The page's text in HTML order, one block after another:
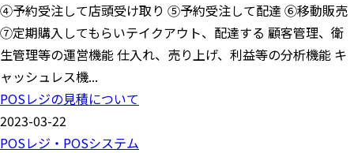
④予約受注して店頭受け取り ⑤予約受注して配達 ⑥移動販売
⑦定期購入してもらいテイクアウト、配達する 顧客管理、衛
生管理等の運営機能 仕入れ、売り上げ、利益等の分析機能 キ
ャッシュレス機...
POSレジの見積について
2023-03-22
POSレジ・POSシステム